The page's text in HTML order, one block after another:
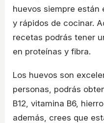
huevos siempre están
y rápidos de cocinar.
recetas podrás tener
en proteínas y fibra.
Los huevos son
personas, podrás
B12, vitamina B6,
además, crees que